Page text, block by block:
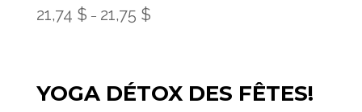
21,74 $ – 21,75 $
YOGA DÉTOX DES FÊTES!